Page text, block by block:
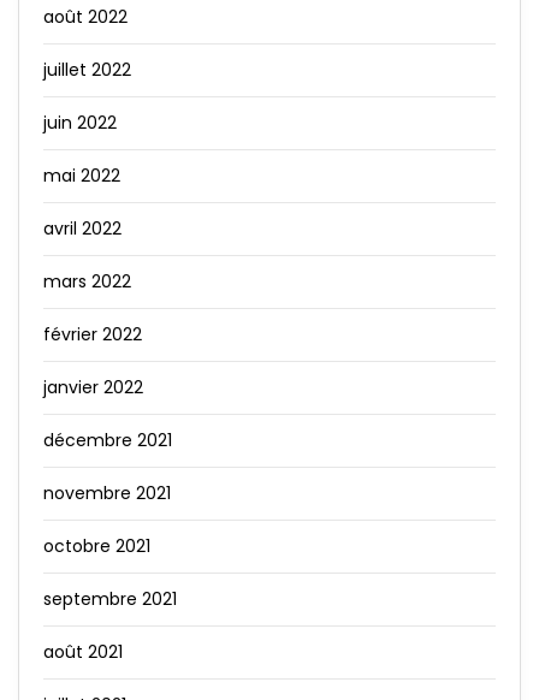
août 2022
juillet 2022
juin 2022
mai 2022
avril 2022
mars 2022
février 2022
janvier 2022
décembre 2021
novembre 2021
octobre 2021
septembre 2021
août 2021